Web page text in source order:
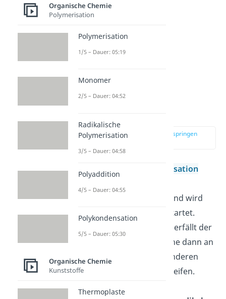
Radikalische
zur Stelle im Video springen
Die
radikalische Polymerisation
Kettenpolymerisationen und wird
durch einen
Initiator
gestartet.
Durch Wärme oder Licht zerfällt der
, welche dann an
Doppelbindungen oder anderen
Mehrfachbindungen angreifen.
Organische Chemie
Polymerisation
Polymerisation
1/5 – Dauer: 05:19
Monomer
2/5 – Dauer: 04:52
Radikalische
Polymerisation
3/5 – Dauer: 04:58
Polyaddition
4/5 – Dauer: 04:55
Polykondensation
5/5 – Dauer: 05:30
Organische Chemie
Kunststoffe
Thermoplaste